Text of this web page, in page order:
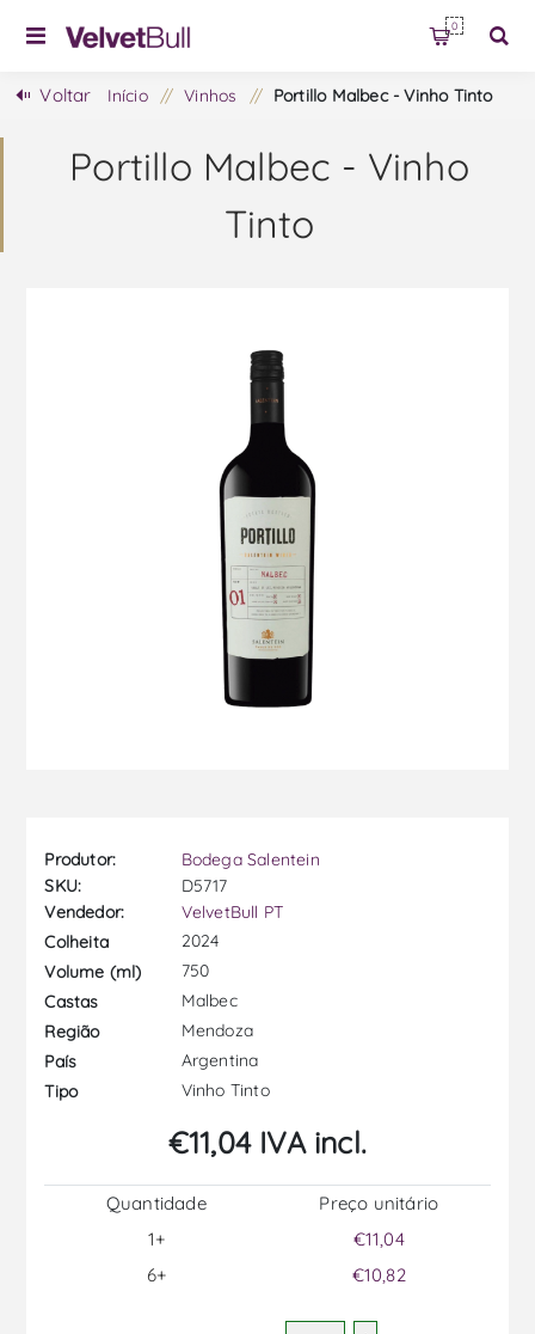
0
Voltar Início / Vinhos / Portillo Malbec - Vinho Tinto
Portillo Malbec - Vinho
Tinto
Produtor:
Bodega Salentein
SKU:
D5717
Vendedor:
VelvetBull PT
Colheita
2024
Volume (ml)
750
Castas
Malbec
Região
Mendoza
País
Argentina
Tipo
Vinho Tinto
€11,04 IVA incl.
Quantidade
1+
6+
Preço unitário
€11,04
€10,82